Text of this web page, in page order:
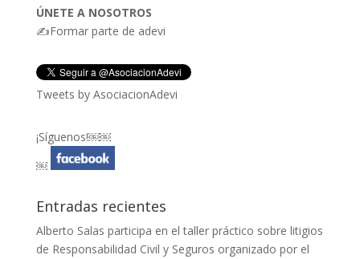
ÚNETE A NOSOTROS
✍Formar parte de adevi
Tweets by AsociacionAdevi
¡Síguenos!￼￼
￼
Entradas recientes
Alberto Salas participa en el taller práctico sobre litigios
de Responsabilidad Civil y Seguros organizado por el